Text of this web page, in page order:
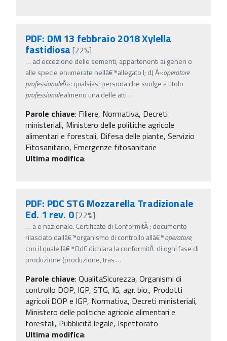
PDF: DM 13 febbraio 2018 Xylella
fastidiosa [22%]
… ad eccezione delle sementi, appartenenti ai generi o
alle specie enumerate nellâ€™allegato I; d) Â«operatore
professionaleÂ»: qualsiasi persona che svolge a titolo
professionalealmeno una delle atti …
Parole chiave: Filiere, Normativa, Decreti
ministeriali, Ministero delle politiche agricole
alimentari e forestali, Difesa delle piante, Servizio
Fitosanitario, Emergenze fitosanitarie
Ultima modifica:
PDF: PDC STG Mozzarella Tradizionale
Ed. 1 rev. 0[22%]
… a e nazionale. Certificato di ConformitÃ : documento
rilasciato dallâ€™organismo di controllo allâ€™operatore,
con il quale lâ€™OdC dichiara la conformitÃ di ogni fase di
produzione (produzione, tras …
Parole chiave: QualitaSicurezza, Organismi di
controllo DOP, IGP, STG, IG, agr. bio., Prodotti
agricoli DOP e IGP, Normativa, Decreti ministeriali,
Ministero delle politiche agricole alimentari e
forestali, Pubblicità legale, Ispettorato
Ultima modifica: